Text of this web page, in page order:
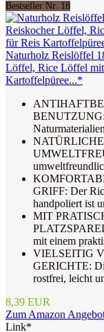
Bestseller Nr. 18
Naturholz Reislöffel
Löffel, Rice Löffel
Kartoffelpüree...*
BENUTZUNG:
GRIFF: Der
handpoliert ist
MIT
mit einem
VIELSEITIG
GERICHTE:
rostfrei, leicht
8,39 EUR
Zum Amazon
Link*